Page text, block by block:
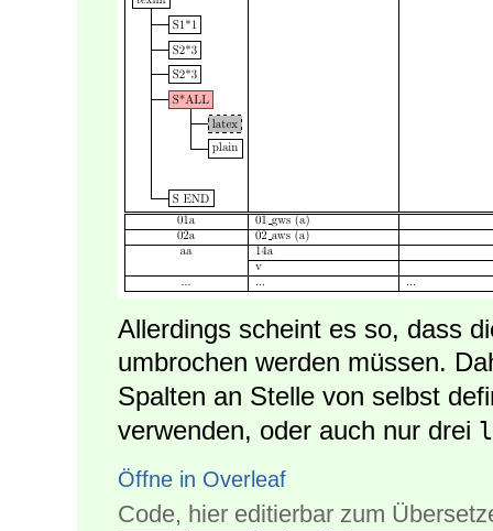
Allerdings scheint es so, dass
umbrochen werden müssen.
Spalten an Stelle von selbst
verwenden, oder auch nur drei l
Öffne in Overleaf
Code, hier editierbar zum